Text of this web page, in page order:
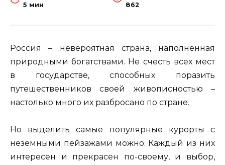
5 мин 862
Россия – невероятная страна, наполненная
природными богатствами. Не счесть всех мест
в государстве, способных поразить
путешественников своей живописностью –
настолько много их разбросано по стране.
Но выделить самые популярные курорты с
неземными пейзажами можно. Каждый из них
интересен и прекрасен по-своему, и выбор,